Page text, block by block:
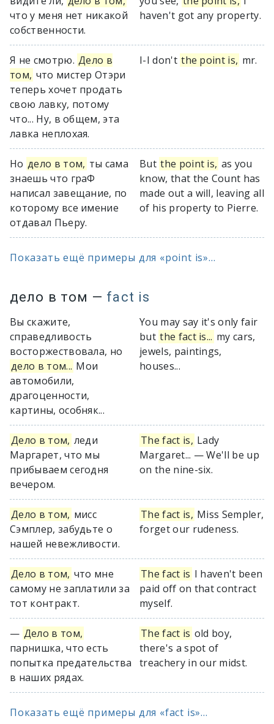
что у меня нет никакой
собственности.
haven't got any property.
Я не смотрю. Дело в
том, что мистер Отэри
теперь хочет продать
свою лавку, потому
что... Ну, в общем, эта
лавка неплохая.
I-I don't the point is, mr.
Но дело в том, ты сама
знаешь что граФ
написал завещание, по
которому все имение
отдавал Пьеру.
But the point is, as you
know, that the Count has
made out a will, leaving all
of his property to Pierre.
Показать ещё примеры для «point is»...
дело в том — fact is
Вы скажите,
справедливость
восторжествовала, но
дело в том... Мои
автомобили,
драгоценности,
картины, особняк...
You may say it's only fair
but the fact is... my cars,
jewels, paintings,
houses...
Дело в том, леди
Маргарет, что мы
прибываем сегодня
вечером.
The fact is, Lady
Margaret... — We'll be up
on the nine-six.
Дело в том, мисс
Сэмплер, забудьте о
нашей невежливости.
The fact is, Miss Sempler,
forget our rudeness.
Дело в том, что мне
самому не заплатили за
тот контракт.
The fact is I haven't been
paid off on that contract
myself.
— Дело в том,
парнишка, что есть
попытка предательства
в наших рядах.
The fact is old boy,
there's a spot of
treachery in our midst.
Показать ещё примеры для «fact is»...